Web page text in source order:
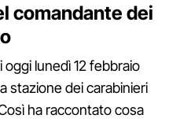
comandante dei
lunedì 12 febbraio
stazione dei carabinieri
ha raccontato cosa